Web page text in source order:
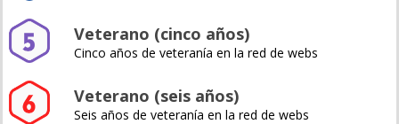
Veterano (cinco años)
Cinco años de veteranía en la red de webs
Veterano (seis años)
Seis años de veteranía en la red de webs